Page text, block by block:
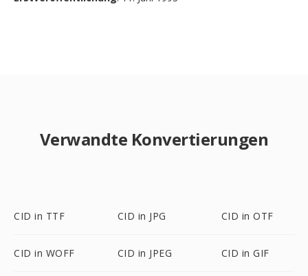
Verwandte Konvertierungen
CID in TTF CID in JPG CID in OTF
CID in WOFF CID in JPEG CID in GIF